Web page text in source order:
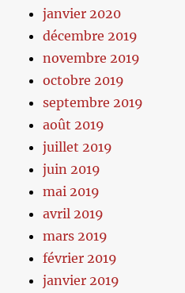
janvier 2020
décembre 2019
novembre 2019
octobre 2019
septembre 2019
août 2019
juillet 2019
juin 2019
mai 2019
avril 2019
mars 2019
février 2019
janvier 2019